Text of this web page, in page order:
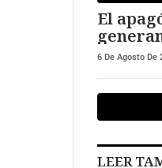
El
Red
6 De Agosto De
LEER